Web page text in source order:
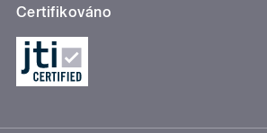
Certifikováno